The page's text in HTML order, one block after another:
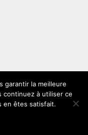
garantir la meilleure
continuez à utiliser ce
en êtes satisfait.